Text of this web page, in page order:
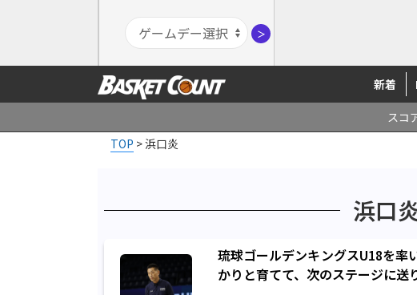
＞
新着
スコ
TOP >浜口炎
浜口
琉球ゴールデンキングスU18を率
かりと育てて、次のステージに送